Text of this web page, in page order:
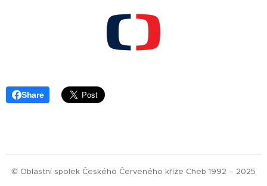
Share
© Oblastní spolek Českého Červeného kříže Cheb 1992 – 2025